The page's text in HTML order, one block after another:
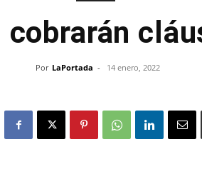
Por LaPortada - 14 enero, 2022